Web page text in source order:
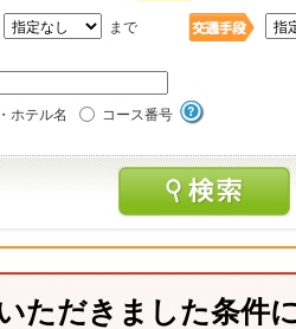
まで
ホテル名 コース番号
ただきました条件